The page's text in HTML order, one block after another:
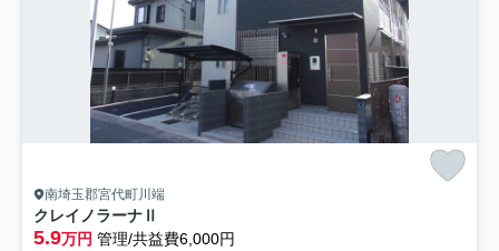
南埼玉郡宮代町川端
クレイノラーナⅡ
5.9万円 管理/共益費6,000円